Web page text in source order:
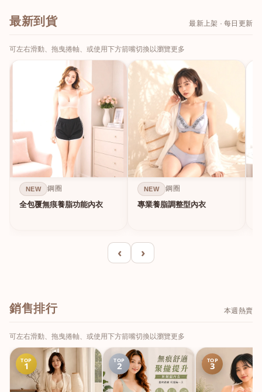
最新到貨 最新上架 · 每日更新
可左右滑動、拖曳捲軸、或使用下方箭嘴切換以瀏覽更多
NEW 鋼圈
全包覆無痕養脂功能內衣
NEW 鋼圈
專業養脂調整型內衣
‹ ›
銷售排行 本週熱賣
可左右滑動、拖曳捲軸、或使用下方箭嘴切換以瀏覽更多
TOP
1 TOP
2 TOP
3